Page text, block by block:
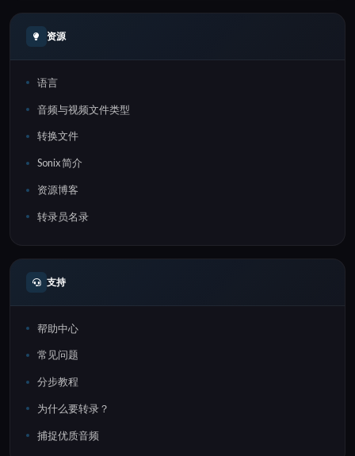
资源
语言
音频与视频文件类型
转换文件
Sonix 简介
资源博客
转录员名录
支持
帮助中心
常见问题
分步教程
为什么要转录？
捕捉优质音频